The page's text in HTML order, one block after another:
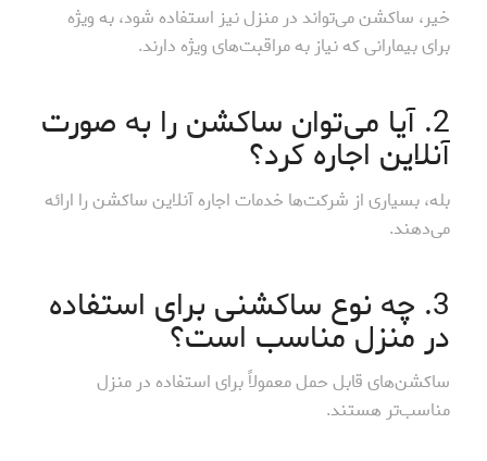
خیر، ساکشن می‌تواند در منزل نیز استفاده شود، به ویژه
برای بیمارانی که نیاز به مراقبت‌های ویژه دارند.
2. آیا می‌توان ساکشن را به صورت
آنلاین اجاره کرد؟
بله، بسیاری از شرکت‌ها خدمات اجاره آنلاین ساکشن را ارائه
می‌دهند.
3. چه نوع ساکشنی برای استفاده
در منزل مناسب است؟
ساکشن‌های قابل حمل معمولاً برای استفاده در منزل
مناسب‌تر هستند.